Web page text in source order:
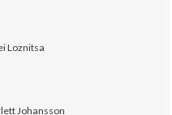
Loznitsa
Johansson